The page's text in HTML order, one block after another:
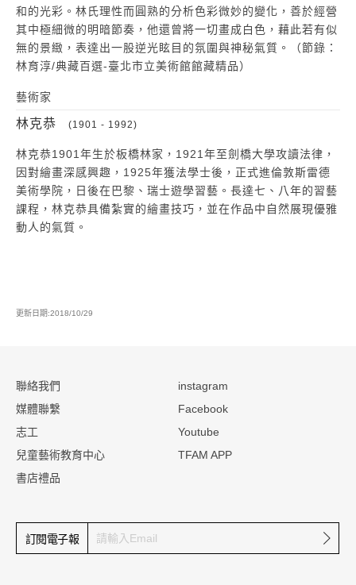
和的光彩。林氏理性而圓熟的分析色彩微妙的變化，善於經營
其中極細微的明暗節奏，他還曾將一切畫成白色，藉此若有似
無的景緻，表達出一股逆光眩目的氛圍與神秘氣質。（節錄：
林育淳/典藏百選-臺北市立美術館館藏精品）
藝術家
林克恭 (1901 - 1992)
林克恭1901年生於板橋林家，1921年至劍橋大學攻讀法律，
因對繪畫深感興趣，1925年獲法學士後，正式進倫敦斯雷德
美術學院，日後在巴黎、瑞士遊學習藝。長達七、八年的習藝
課程，林克恭具備紮實的繪畫技巧，並在作品中自然展現優雅
動人的氣質。
更新日期:2018/10/29
聯絡我們
媒體聯繫
志工
兒童藝術教育中心
書店禮品
instagram
Facebook
Youtube
TFAM APP
訂閱電子報 確定